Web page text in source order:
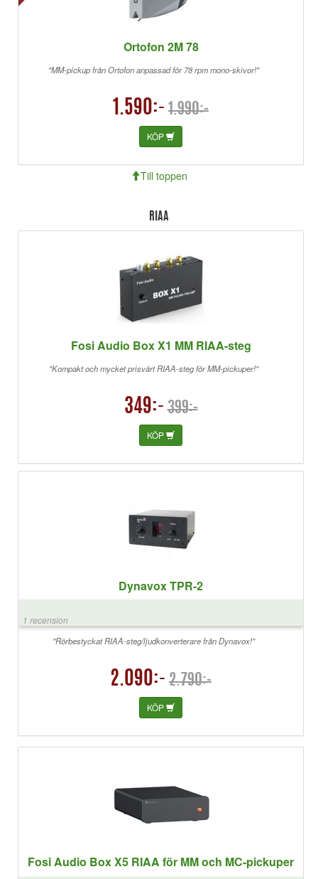
Ortofon 2M 78
"MM-pickup från Ortofon anpassad för 78 rpm mono-skivor!"
1.590:- 1.990:-
KÖP
Till toppen
RIAA
Fosi Audio Box X1 MM RIAA-steg
"Kompakt och mycket prisvärt RIAA-steg för MM-pickuper!"
349:- 399:-
KÖP
Dynavox TPR-2
1 recension
"Rörbestyckat RIAA-steg/ljudkonverterare från Dynavox!"
2.090:- 2.790:-
KÖP
Fosi Audio Box X5 RIAA för MM och MC-pickuper